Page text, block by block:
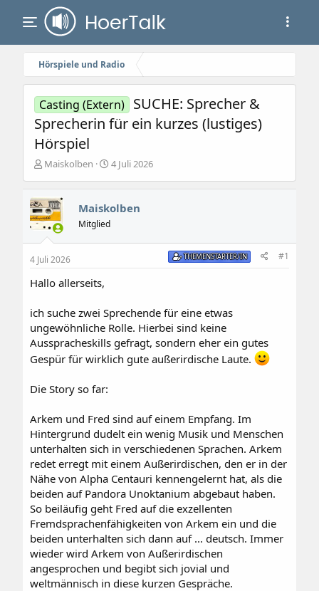
Hörspiele und Radio
Casting (Extern) SUCHE: Sprecher &
Sprecherin für ein kurzes (lustiges)
Hörspiel
E
s
t
e
l
r
Maiskolben
E
s
e
4 Juli 2026
Maiskolben
Mitglied
4 Juli 2026 THEMENSTARTER/IN #1
Hallo allerseits,
ich suche zwei Sprechende für eine etwas
ungewöhnliche Rolle. Hierbei sind keine
Ausspracheskills gefragt, sondern eher ein gutes
Gespür für wirklich gute außerirdische Laute.
Die Story so far:
Arkem und Fred sind auf einem Empfang. Im
Hintergrund dudelt ein wenig Musik und Menschen
unterhalten sich in verschiedenen Sprachen. Arkem
redet erregt mit einem Außerirdischen, den er in der
Nähe von Alpha Centauri kennengelernt hat, als die
beiden auf Pandora Unoktanium abgebaut haben.
So beiläufig geht Fred auf die exzellenten
Fremdsprachenfähigkeiten von Arkem ein und die
beiden unterhalten sich dann auf ... deutsch. Immer
wieder wird Arkem von Außerirdischen
angesprochen und begibt sich jovial und
weltmännisch in diese kurzen Gespräche.